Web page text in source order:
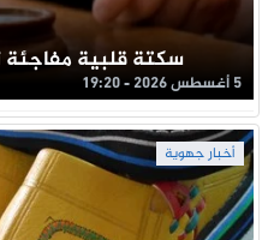
سكتة قلبية
5 أغسطس 2026 - 19:20
أخبار جهوية